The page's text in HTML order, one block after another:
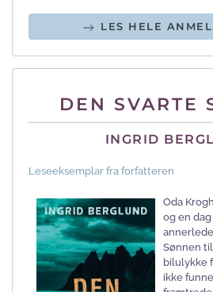
LES HELE
DEN SVARTE
INGRID
Leseeksemplar fra forfatteren
Oda
og en
Sønnen
bilulykke
ikke